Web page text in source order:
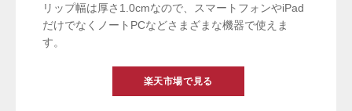
リップ幅は厚さ1.0cmなので、スマートフォンやiPad
だけでなくノートPCなどさまざまな機器で使えま
す。
楽天市場で見る